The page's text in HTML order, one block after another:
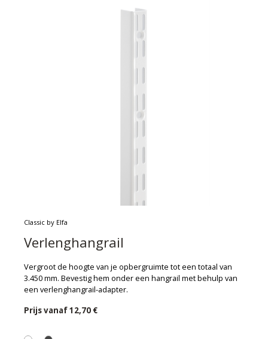
Classic by Elfa
Verlenghangrail
Vergroot de hoogte van je opbergruimte tot een totaal van
3.450 mm. Bevestig hem onder een hangrail met behulp van
een verlenghangrail-adapter.
Prijs vanaf12,70 €